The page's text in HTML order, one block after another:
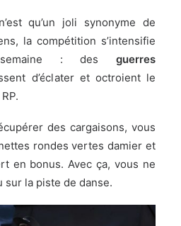
qu’un joli synonyme de
la compétition s’intensifie
semaine : des guerres
d’éclater et octroient le
des cargaisons, vous
rondes vertes damier et
en bonus. Avec ça, vous ne
sur la piste de danse.